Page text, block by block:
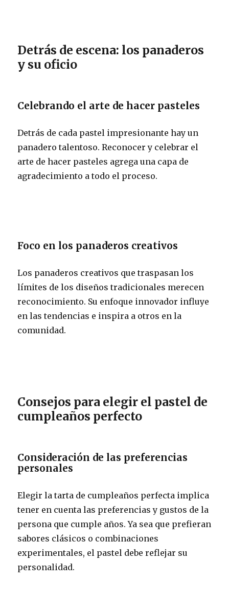
Detrás de escena: los panaderos
y su oficio
Celebrando el arte de hacer pasteles
Detrás de cada pastel impresionante hay un
panadero talentoso. Reconocer y celebrar el
arte de hacer pasteles agrega una capa de
agradecimiento a todo el proceso.
Foco en los panaderos creativos
Los panaderos creativos que traspasan los
límites de los diseños tradicionales merecen
reconocimiento. Su enfoque innovador influye
en las tendencias e inspira a otros en la
comunidad.
Consejos para elegir el pastel de
cumpleaños perfecto
Consideración de las preferencias
personales
Elegir la tarta de cumpleaños perfecta implica
tener en cuenta las preferencias y gustos de la
persona que cumple años. Ya sea que prefieran
sabores clásicos o combinaciones
experimentales, el pastel debe reflejar su
personalidad.